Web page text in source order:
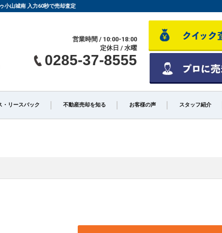
小山城南 入力60秒で売却査定
営業時間 / 10:00-18:00
定休日 / 水曜
0285-37-8555
・リースバック 不動産売却を知る お客様の声 スタッフ紹介